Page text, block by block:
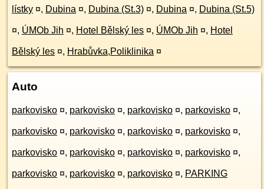
lístky ¤, Dubina ¤, Dubina (St.3) ¤, Dubina ¤, Dubina (St.5)
¤, ÚMOb Jih ¤, Hotel Bělský les ¤, ÚMOb Jih ¤, Hotel
Bělský les ¤, Hrabůvka,Poliklinika ¤
Auto
parkovisko ¤, parkovisko ¤, parkovisko ¤, parkovisko ¤,
parkovisko ¤, parkovisko ¤, parkovisko ¤, parkovisko ¤,
parkovisko ¤, parkovisko ¤, parkovisko ¤, parkovisko ¤,
parkovisko ¤, parkovisko ¤, parkovisko ¤, PARKING